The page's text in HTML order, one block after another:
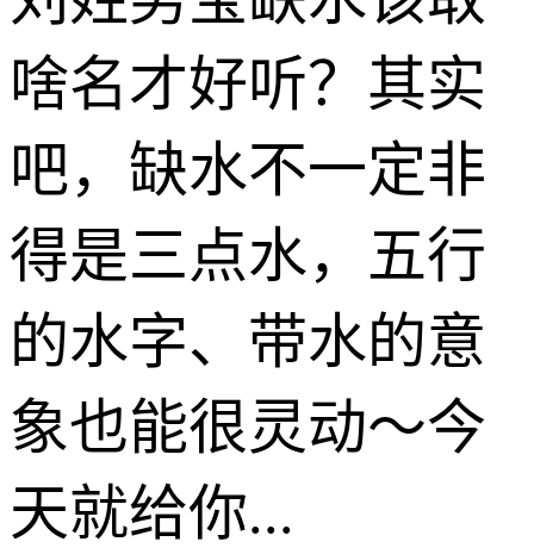
啥名才好听？其实
吧，缺水不一定非
得是三点水，五行
的水字、带水的意
象也能很灵动～今
天就给你...